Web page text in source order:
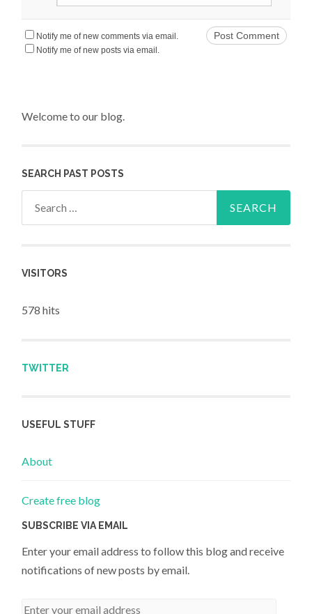
Notify me of new comments via email.
Notify me of new posts via email.
Welcome to our blog.
SEARCH PAST POSTS
VISITORS
578 hits
TWITTER
USEFUL STUFF
About
Create free blog
SUBSCRIBE VIA EMAIL
Enter your email address to follow this blog and receive
notifications of new posts by email.